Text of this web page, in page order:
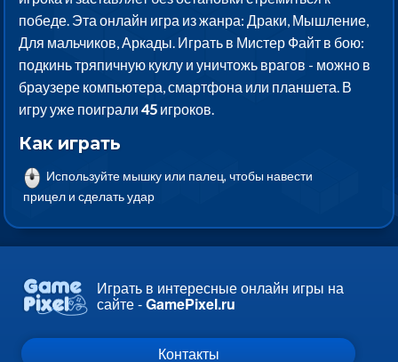
победе. Эта онлайн игра из жанра: Драки, Мышление,
Для мальчиков, Аркады. Играть в Мистер Файт в бою:
подкинь тряпичную куклу и уничтожь врагов - можно в
браузере компьютера, смартфона или планшета. В
игру уже поиграли45 игроков.
Как играть
Используйте мышку или палец, чтобы навести
прицел и сделать удар
Играть в интересные онлайн игры на
сайте -GamePixel.ru
Контакты